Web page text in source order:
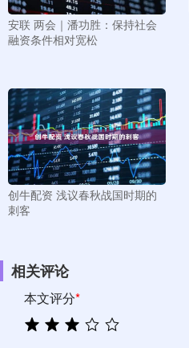
安联 两会｜潘功胜：保持社会
融资条件相对宽松
创牛配资 浅议春秋战国时期的
刺客
相关评论
本文评分*